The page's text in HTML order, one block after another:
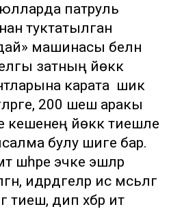
патруль
туктатылган
машинасы белән
затның йөккә
карата шик
200 шешә аракы
кешенең йөккә тиешле
булу шиге бар.
шәһәре эчке эшләр
идәрәдәгеләр исә мәсьәләгә
дип хәбәр итә